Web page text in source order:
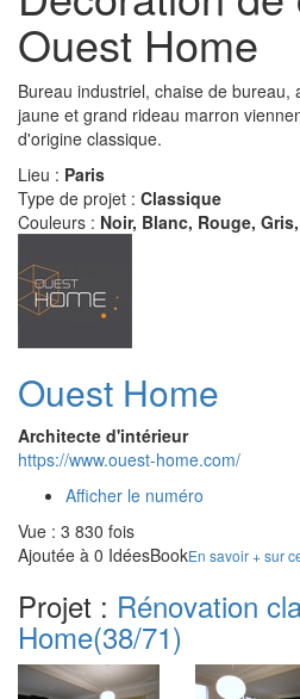
Ouest Home
Bureau industriel, chaise de bureau,
jaune et grand rideau marron
d'origine classique.
Lieu : Paris
Type de projet : Classique
Couleurs : Noir, Blanc, Rouge,
Ouest Home
Architecte d'intérieur
https://www.ouest-home.com/
Afficher le numéro
Vue : 3 830 fois
Ajoutée à 0 IdéesBookEn savoir + sur
Projet : Rénovation
Home(38/71)